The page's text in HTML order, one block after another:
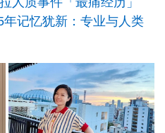
记忆犹新：专业与人类